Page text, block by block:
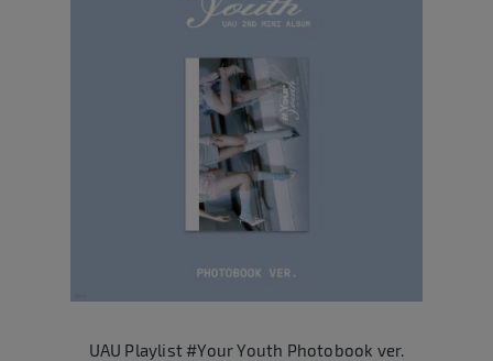
UAU Playlist #Your Youth Photobook ver.